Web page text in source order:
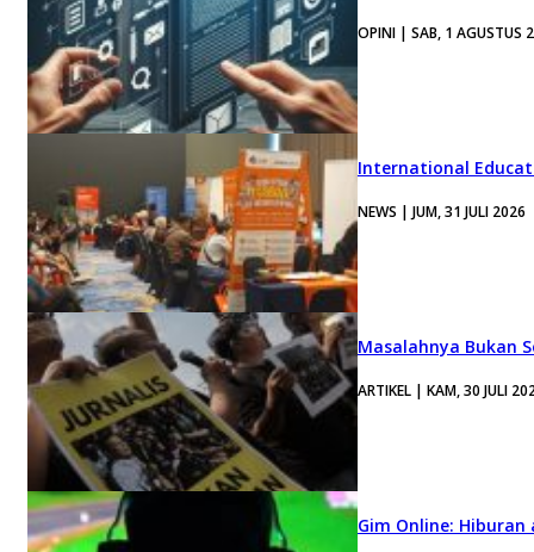
OPINI | SAB, 1 AGUSTUS
International
NEWS | JUM, 31 JULI 2026
Masalahnya Bukan
ARTIKEL | KAM, 30 JULI
Gim Online: